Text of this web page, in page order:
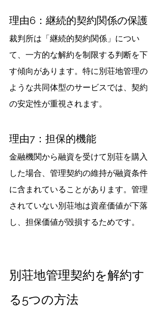
理由6：継続的契約関係の保護
裁判所は「継続的契約関係」につい
て、一方的な解約を制限する判断を下
す傾向があります。特に別荘地管理の
ような共同体型のサービスでは、契約
の安定性が重視されます。
理由7：担保的機能
金融機関から融資を受けて別荘を購入
した場合、管理契約の維持が融資条件
に含まれていることがあります。管理
されていない別荘地は資産価値が下落
し、担保価値が毀損するためです。
別荘地管理契約を解約す
る5つの方法